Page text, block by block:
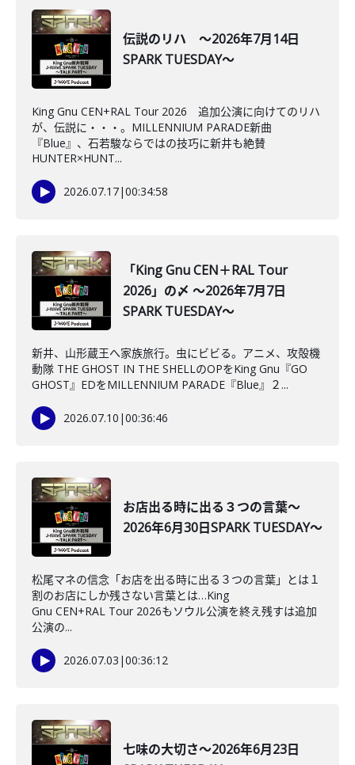
伝説のリハ ～2026年7月14日
SPARK TUESDAY～
King Gnu CEN+RAL Tour 2026 追加公演に向けてのリハ
が、伝説に・・・。MILLENNIUM PARADE新曲
『Blue』、石若駿ならではの技巧に新井も絶賛
HUNTER×HUNT...
2026.07.17|00:34:58
「King Gnu CEN＋RAL Tour
2026」の〆 ～2026年7月7日
SPARK TUESDAY～
新井、山形蔵王へ家族旅行。虫にビビる。アニメ、攻殻機
動隊 THE GHOST IN THE SHELLのOPをKing Gnu『GO
GHOST』EDをMILLENNIUM PARADE『Blue』２...
2026.07.10 |00:36:46
お店出る時に出る３つの言葉～
2026年6月30日SPARK TUESDAY～
松尾マネの信念「お店を出る時に出る３つの言葉」とは１
割のお店にしか残さない言葉とは…King
Gnu CEN+RAL Tour 2026もソウル公演を終え残すは追加
公演の...
2026.07.03 |00:36:12
七味の大切さ～2026年6月23日